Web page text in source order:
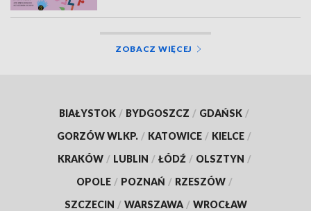
ZOBACZ WIĘCEJ
BIAŁYSTOK / BYDGOSZCZ / GDAŃSK /
GORZÓW WLKP. / KATOWICE / KIELCE /
KRAKÓW / LUBLIN / ŁÓDŹ / OLSZTYN /
OPOLE / POZNAŃ / RZESZÓW /
SZCZECIN / WARSZAWA / WROCŁAW